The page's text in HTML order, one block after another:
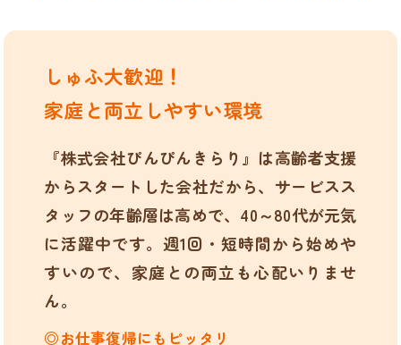
しゅふ大歓迎！
家庭と両立しやすい環境
『株式会社ぴんぴんきらり』は高齢者支援
からスタートした会社だから、サービスス
タッフの年齢層は高めで、40～80代が元気
に活躍中です。週1回・短時間から始めや
すいので、家庭との両立も心配いりませ
ん。
◎お仕事復帰にもピッタリ